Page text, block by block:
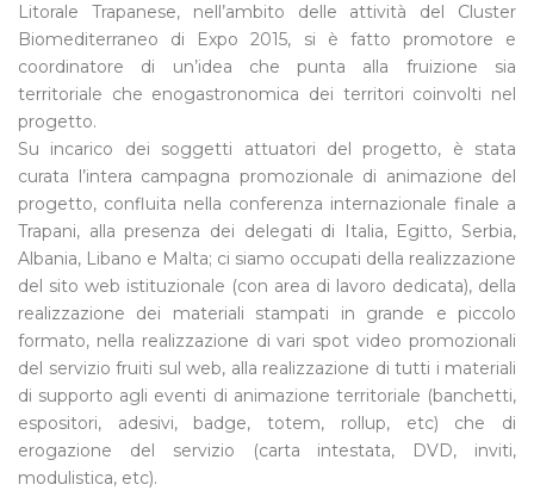
Litorale Trapanese, nell’ambito delle attività del Cluster
Biomediterraneo di Expo 2015, si è fatto promotore e
coordinatore di un’idea che punta alla fruizione sia
territoriale che enogastronomica dei territori coinvolti nel
progetto.
Su incarico dei soggetti attuatori del progetto, è stata
curata l’intera campagna promozionale di animazione del
progetto, confluita nella conferenza internazionale finale a
Trapani, alla presenza dei delegati di Italia, Egitto, Serbia,
Albania, Libano e Malta; ci siamo occupati della realizzazione
del sito web istituzionale (con area di lavoro dedicata), della
realizzazione dei materiali stampati in grande e piccolo
formato, nella realizzazione di vari spot video promozionali
del servizio fruiti sul web, alla realizzazione di tutti i materiali
di supporto agli eventi di animazione territoriale (banchetti,
espositori, adesivi, badge, totem, rollup, etc) che di
erogazione del servizio (carta intestata, DVD, inviti,
modulistica, etc).